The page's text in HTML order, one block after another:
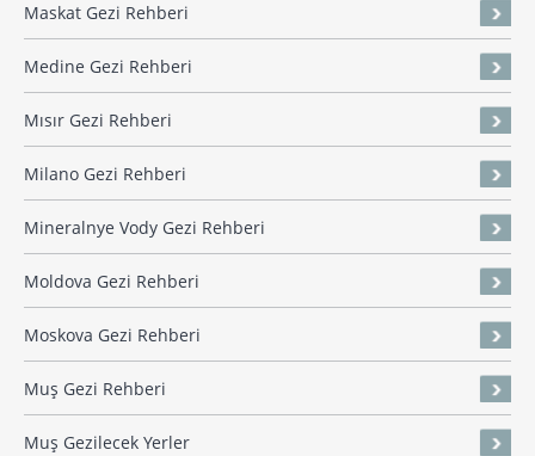
Maskat Gezi Rehberi
Medine Gezi Rehberi
Mısır Gezi Rehberi
Milano Gezi Rehberi
Mineralnye Vody Gezi Rehberi
Moldova Gezi Rehberi
Moskova Gezi Rehberi
Muş Gezi Rehberi
Muş Gezilecek Yerler